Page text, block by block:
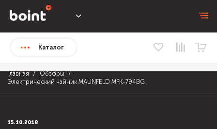
Каталог
Главная
Обзоры
Электрический чайник MAUNFELD MFK-794BG
15.10.2018